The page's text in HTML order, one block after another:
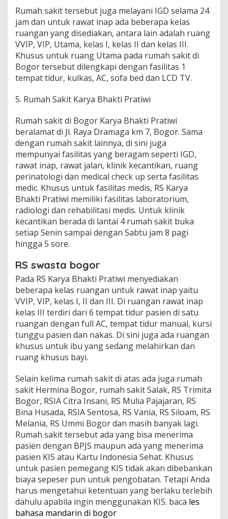
Rumah sakit tersebut juga melayani IGD selama 24
jam dan untuk rawat inap ada beberapa kelas
ruangan yang disediakan, antara lain adalah ruang
VVIP, VIP, Utama, kelas I, kelas II dan kelas III.
Khusus untuk ruang Utama pada rumah sakit di
Bogor tersebut dilengkapi dengan fasilitas 1
tempat tidur, kulkas, AC, sofa bed dan LCD TV.
5. Rumah Sakit Karya Bhakti Pratiwi
Rumah sakit di Bogor Karya Bhakti Pratiwi
beralamat di Jl. Raya Dramaga km 7, Bogor. Sama
dengan rumah sakit lainnya, di sini juga
mempunyai fasilitas yang beragam seperti IGD,
rawat inap, rawat jalan, klinik kecantikan, ruang
perinatologi dan medical check up serta fasilitas
medic. Khusus untuk fasilitas medis, RS Karya
Bhakti Pratiwi memiliki fasilitas laboratorium,
radiologi dan rehabilitasi medis. Untuk klinik
kecantikan berada di lantai 4 rumah sakit buka
setiap Senin sampai dengan Sabtu jam 8 pagi
hingga 5 sore.
RS swasta bogor
Pada RS Karya Bhakti Pratiwi menyediakan
beberapa kelas ruangan untuk rawat inap yaitu
VVIP, VIP, kelas I, II dan III. Di ruangan rawat inap
kelas III terdiri dari 6 tempat tidur pasien di satu
ruangan dengan full AC, tempat tidur manual, kursi
tunggu pasien dan nakas. Di sini juga ada ruangan
khusus untuk ibu yang sedang melahirkan dan
ruang khusus bayi.
Selain kelima rumah sakit di atas ada juga rumah
sakit Hermina Bogor, rumah sakit Salak, RS Trimita
Bogor, RSIA Citra Insani, RS Mulia Pajajaran, RS
Bina Husada, RSIA Sentosa, RS Vania, RS Siloam, RS
Melania, RS Ummi Bogor dan masih banyak lagi.
Rumah sakit tersebut ada yang bisa menerima
pasien dengan BPJS maupun ada yang menerima
pasien KIS atau Kartu Indonesia Sehat. Khusus
untuk pasien pemegang KIS tidak akan dibebankan
biaya sepeser pun untuk pengobatan. Tetapi Anda
harus mengetahui ketentuan yang berlaku terlebih
dahulu apabila ingin menggunakan KIS. baca les
bahasa mandarin di bogor